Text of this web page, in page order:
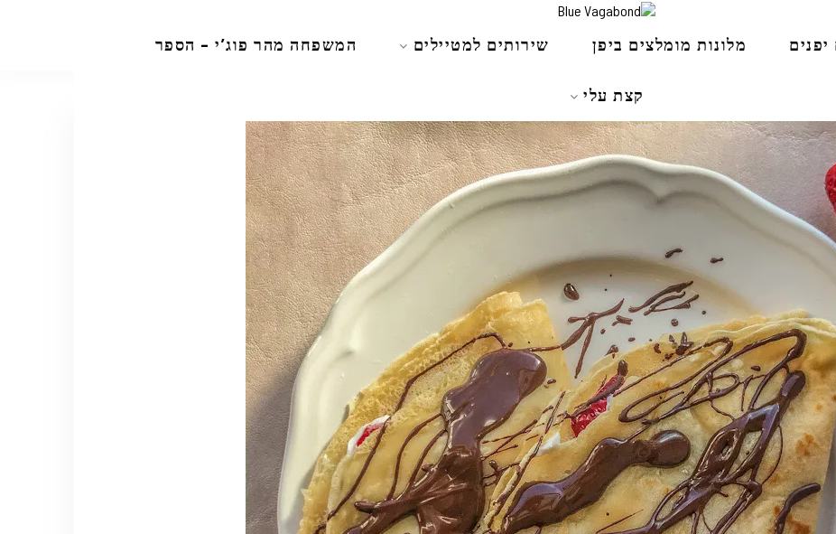
יפנים מלונות מומלצים ביפן שירותים למטיילים המשפחה מהר פוג’י – הספר
קצת עלי